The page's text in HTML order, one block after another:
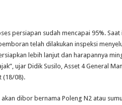
persiapan sudah mencapai 95%.
telah dilakukan inspeksi
lebih lanjut dan harapannya
ujar Didik Susilo, Asset 4 General
(18/08).
akan dibor bernama Poleng N2 atau